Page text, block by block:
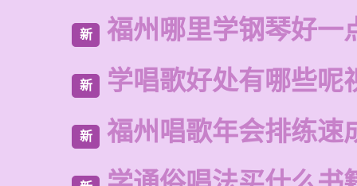
新 福州哪里学钢琴好一
新 学唱歌好处有哪些呢
新 福州唱歌年会排练速